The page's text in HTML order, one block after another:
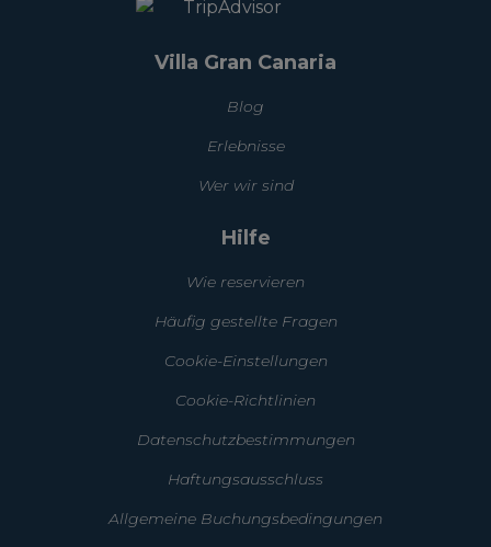
Villa Gran Canaria
Blog
Erlebnisse
Wer wir sind
Hilfe
Wie reservieren
Häufig gestellte Fragen
Cookie-Einstellungen
Cookie-Richtlinien
Datenschutzbestimmungen
Haftungsausschluss
Allgemeine Buchungsbedingungen